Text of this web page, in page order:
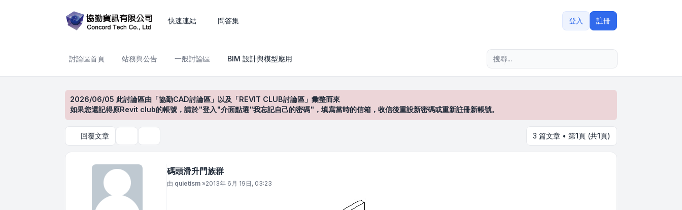
快速連結 問答集 登入 註冊
討論區首頁 站務與公告 一般討論區 BIM 設計與模型應用
2026/06/05 此討論區由「協勤CAD討論區」以及「REVIT CLUB討論區」彙整而來
如果您還記得原Revit club的帳號，請於"登入"介面點選"我忘記自己的密碼"，填寫當時的信箱，收信後重設新密碼或重新註冊新帳號。
回覆文章 3 篇文章 • 第1頁 (共1頁)
碼頭滑升門族群
文章
由 quietism »2013年 6月 19日, 03:23